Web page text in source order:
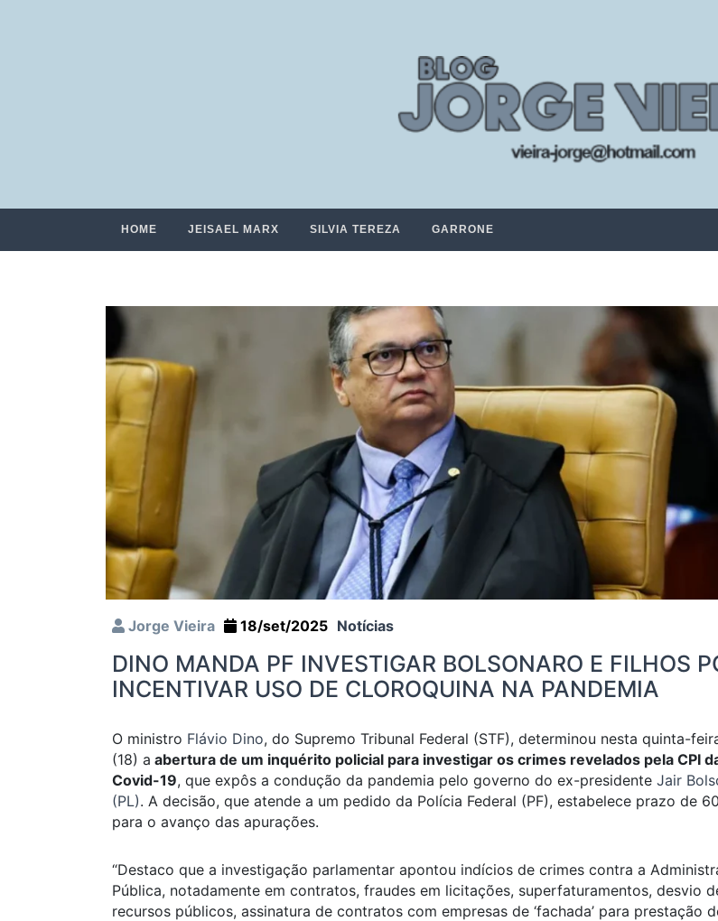
HOME JEISAEL MARX SILVIA TEREZA GARRONE
Jorge Vieira 18/set/2025 Notícias
DINO MANDA PF INVESTIGAR BOLSONARO E FILHOS
INCENTIVAR USO DE CLOROQUINA NA PANDEMIA
O ministro Flávio Dino, do Supremo Tribunal Federal (STF), determinou nesta quinta-
(18) a abertura de um inquérito policial para investigar os crimes revelados pela CPI
Covid-19, que expôs a condução da pandemia pelo governo do ex-presidente Jair
(PL). A decisão, que atende a um pedido da Polícia Federal (PF), estabelece prazo de
para o avanço das apurações.
“Destaco que a investigação parlamentar apontou indícios de crimes contra a
Pública, notadamente em contratos, fraudes em licitações, superfaturamentos, desvio
recursos públicos, assinatura de contratos com empresas de ‘fachada’ para prestação